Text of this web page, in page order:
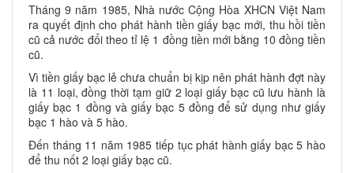
Tháng 9 năm 1985, Nhà nước Cộng Hòa XHCN Việt Nam
ra quyết định cho phát hành tiền giấy bạc mới, thu hồi tiền
cũ cả nước đổi theo tỉ lệ 1 đồng tiền mới bằng 10 đồng tiền
cũ.
Vì tiền giấy bạc lẻ chưa chuẩn bị kịp nên phát hành đợt này
là 11 loại, đồng thời tạm giữ 2 loại giấy bạc cũ lưu hành là
giấy bạc 1 đồng và giấy bạc 5 đồng để sử dụng như giấy
bạc 1 hào và 5 hào.
Đến tháng 11 năm 1985 tiếp tục phát hành giấy bạc 5 hào
để thu nốt 2 loại giấy bạc cũ.